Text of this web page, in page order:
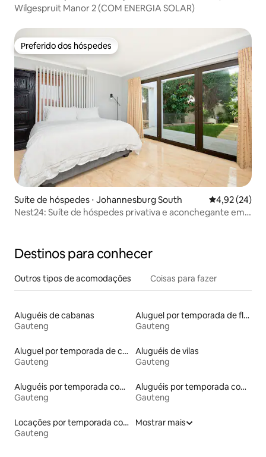
Wilgespruit Manor 2 (COM ENERGIA SOLAR)
Preferido dos hóspedes
Preferido dos hóspedes
Suíte de hóspedes ⋅ Johannesburg South 4,92 de uma
4,92 (24)
Nest24: Suíte de hóspedes privativa e aconchegante em
Destinos para conhecer
Outros tipos de acomodações Coisas para fazer
Aluguéis de cabanas
Gauteng
Aluguel por temporada de flats
Gauteng
Aluguel por temporada de casas de hóspedes
Gauteng
Aluguéis de vilas
Gauteng
Aluguéis por temporada com banheira de hidromassagem
Gauteng
Aluguéis por temporada com caiaque
Gauteng
Locações por temporada com piscina
Gauteng
Mostrar mais